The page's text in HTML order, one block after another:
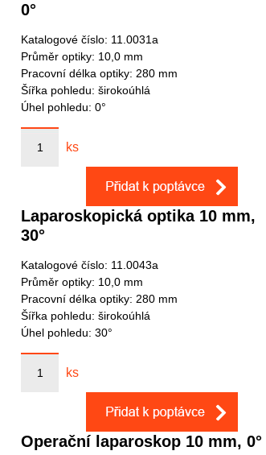
0°
Katalogové číslo: 11.0031a
Průměr optiky: 10,0 mm
Pracovní délka optiky: 280 mm
Šířka pohledu: širokoúhlá
Úhel pohledu: 0°
ks
Laparoskopická optika 10 mm,
30°
Katalogové číslo: 11.0043a
Průměr optiky: 10,0 mm
Pracovní délka optiky: 280 mm
Šířka pohledu: širokoúhlá
Úhel pohledu: 30°
ks
Operační laparoskop 10 mm, 0°